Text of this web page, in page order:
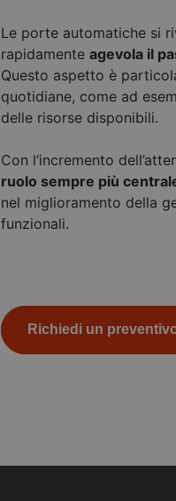
Le porte automatiche si
rapidamenteagevola il
Questo aspetto è
quotidiane, come ad
delle risorse disponibili.
Con l’incremento
ruolo sempre più
nel miglioramento della
funzionali.
Richiedi un